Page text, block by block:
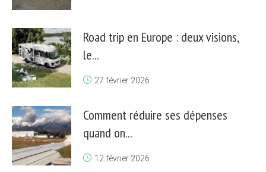
Road trip en Europe : deux visions,
le...
27 février 2026
Comment réduire ses dépenses
quand on...
12 février 2026